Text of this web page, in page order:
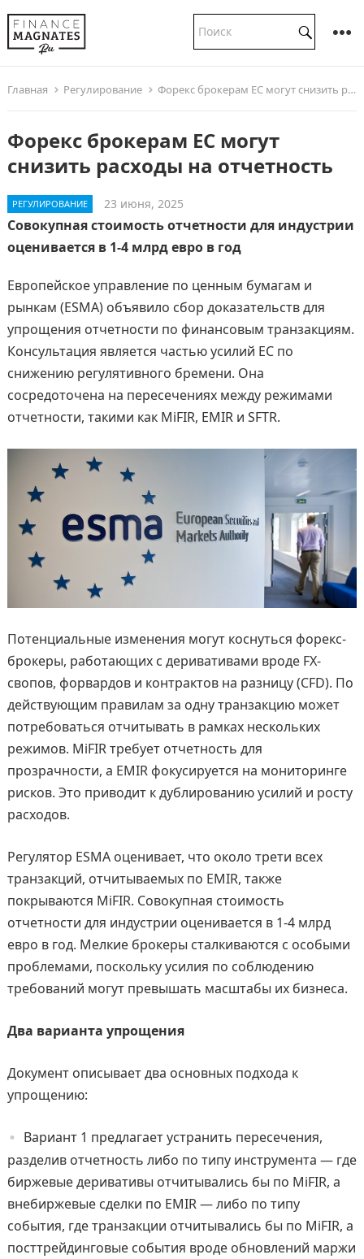
Главная Регулирование Форекс брокерам ЕС могут снизить расходы на отчетность
Форекс брокерам ЕС могут
снизить расходы на отчетность
РЕГУЛИРОВАНИЕ 23 июня, 2025
Совокупная стоимость отчетности для индустрии
оценивается в 1-4 млрд евро в год
Европейское управление по ценным бумагам и
рынкам (ESMA) объявило сбор доказательств для
упрощения отчетности по финансовым транзакциям.
Консультация является частью усилий ЕС по
снижению регулятивного бремени. Она
сосредоточена на пересечениях между режимами
отчетности, такими как MiFIR, EMIR и SFTR.
Потенциальные изменения могут коснуться форекс-
брокеры, работающих с деривативами вроде FX-
свопов, форвардов и контрактов на разницу (CFD). По
действующим правилам за одну транзакцию может
потребоваться отчитывать в рамках нескольких
режимов. MiFIR требует отчетность для
прозрачности, а EMIR фокусируется на мониторинге
рисков. Это приводит к дублированию усилий и росту
расходов.
Регулятор ESMA оценивает, что около трети всех
транзакций, отчитываемых по EMIR, также
покрываются MiFIR. Совокупная стоимость
отчетности для индустрии оценивается в 1-4 млрд
евро в год. Мелкие брокеры сталкиваются с особыми
проблемами, поскольку усилия по соблюдению
требований могут превышать масштабы их бизнеса.
Два варианта упрощения
Документ описывает два основных подхода к
упрощению:
Вариант 1 предлагает устранить пересечения,
разделив отчетность либо по типу инструмента — где
биржевые деривативы отчитывались бы по MiFIR, а
внебиржевые сделки по EMIR — либо по типу
события, где транзакции отчитывались бы по MiFIR, а
посттрейдинговые события вроде обновлений маржи